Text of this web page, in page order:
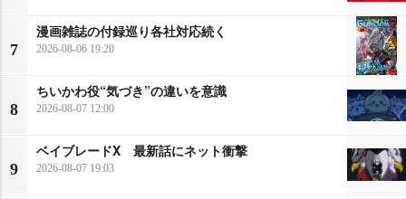
7
漫画雑誌の付録巡り各社対応続く
2026-08-06 19:20
8
ちいかわ役“気づき”の違いを意識
2026-08-07 12:00
9
ベイブレードX 最新話にネット衝撃
2026-08-07 19:03